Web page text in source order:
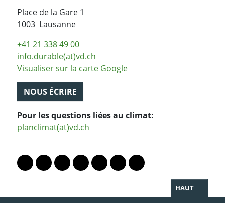
Place de la Gare 1
1003 LausanneSuisse
+41 21 338 49 00
info.durable(at)vd.ch
Visualiser sur la carte Google
NOUS ÉCRIRE
Pour les questions liées au climat:
planclimat(at)vd.ch
Lien vers le profil Mastodon
Lien vers le profil Bluesky
Lien vers le profil Instagram
Lien vers le profil Linkedin
Lien vers le profil Facebook
Lien vers le profil Twitter
Partager par WhatsApp
HAUT